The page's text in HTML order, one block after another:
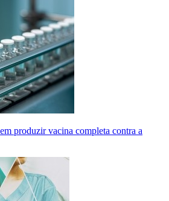
produzir vacina completa contra a